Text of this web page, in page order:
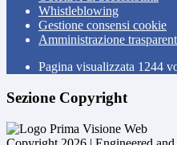
Whistleblowing
Gestione consensi cookie
Amministrazione
Pagina visualizzata 1244
Sezione Copyright